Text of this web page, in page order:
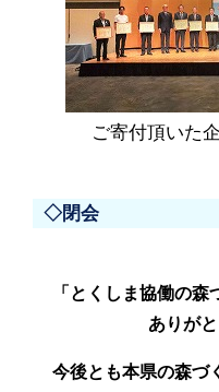
ご寄付頂いた
◇閉会
「とくしま協働の森
ありが
今後とも本県の森づ